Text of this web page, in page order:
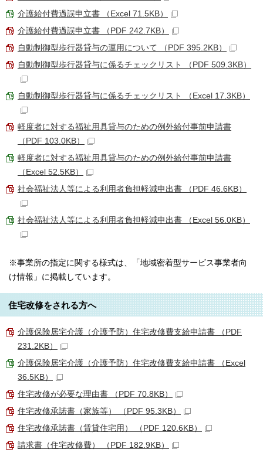
介護給付費過誤申立書 （Excel 71.5KB）
介護給付費過誤申立書 （PDF 242.7KB）
自動制御型歩行器貸与の運用について （PDF 395.2KB）
自動制御型歩行器貸与に係るチェックリスト （PDF 509.3KB）
自動制御型歩行器貸与に係るチェックリスト （Excel 17.3KB）
軽度者に対する福祉用具貸与のための例外給付事前申請書
（PDF 103.0KB）
軽度者に対する福祉用具貸与のための例外給付事前申請書
（Excel 52.5KB）
社会福祉法人等による利用者負担軽減申出書 （PDF 46.6KB）
社会福祉法人等による利用者負担軽減申出書 （Excel 56.0KB）
※事業所の指定に関する様式は、「地域密着型サービス事業者向
け情報」に掲載しています。
住宅改修をされる方へ
介護保険居宅介護（介護予防）住宅改修費支給申請書 （PDF
231.2KB）
介護保険居宅介護（介護予防）住宅改修費支給申請書 （Excel
36.5KB）
住宅改修が必要な理由書 （PDF 70.8KB）
住宅改修承諾書（家族等） （PDF 95.3KB）
住宅改修承諾書（賃貸住宅用） （PDF 120.6KB）
請求書（住宅改修費） （PDF 182.9KB）